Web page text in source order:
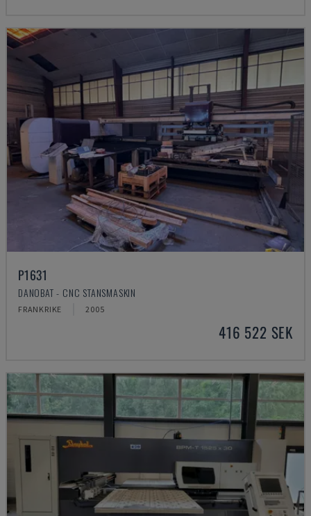
P1631
DANOBAT - CNC STANSMASKIN
FRANKRIKE 2005
416 522 SEK